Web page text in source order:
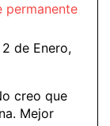
permanente
de Enero,
creo que
Mejor